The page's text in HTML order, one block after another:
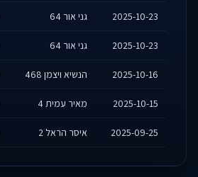
2025-10-23 גני אור 64
2025-10-23 גני אור 64
2025-10-16 הנשיא ויצמן 468
2025-10-15 מאיר עמית 4
2025-09-25 איסר הראל 2